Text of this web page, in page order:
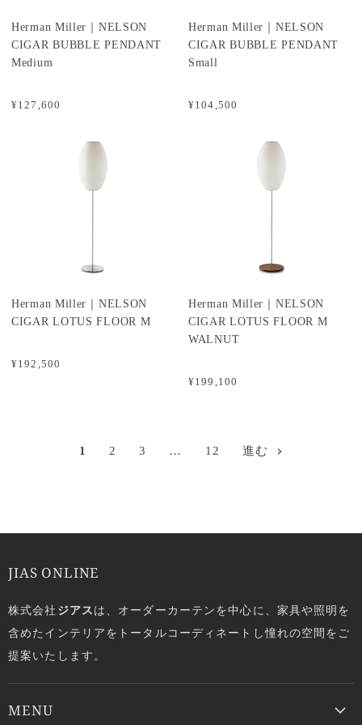
¥127,600
Herman Miller｜NELSON
CIGAR BUBBLE PENDANT
Medium
¥104,500
Herman Miller｜NELSON
CIGAR BUBBLE PENDANT
Small
¥192,500
Herman Miller｜NELSON
CIGAR LOTUS FLOOR M
¥199,100
Herman Miller｜NELSON
CIGAR LOTUS FLOOR M
WALNUT
1 2 3 … 12 進む
JIAS ONLINE
株式会社 ジアスは、オーダーカーテンを中心に、家具や照明を
含めたインテリアをトータルコーディネートし憧れの空間をご
提案いたします。
MENU